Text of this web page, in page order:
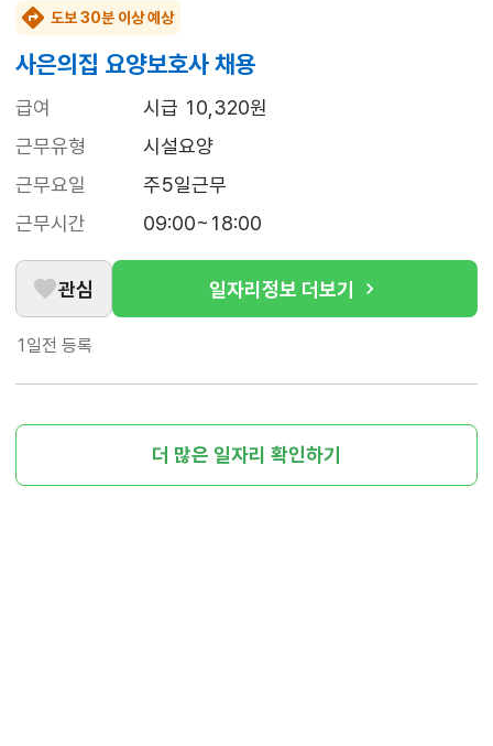
도보 30분 이상 예상
사은의집 요양보호사 채용
급여
시급 10,320원
근무유형
시설요양
근무요일
주5일근무
근무시간
09:00~18:00
관심 일자리정보 더보기
1일전 등록
더 많은 일자리 확인하기